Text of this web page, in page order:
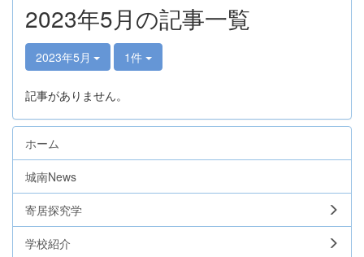
2023年5月の記事一覧
2023年5月 1件
記事がありません。
ホーム
城南News
寄居探究学
学校紹介